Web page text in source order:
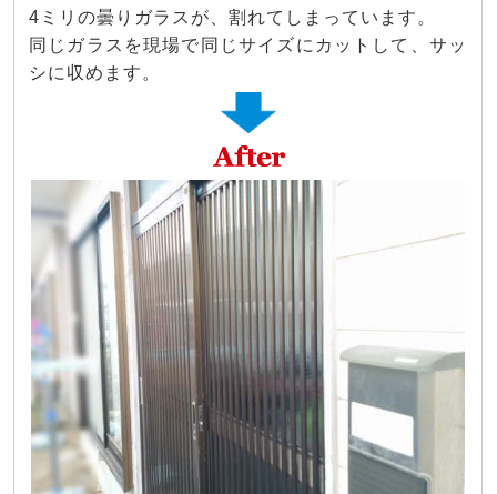
4ミリの曇りガラスが、割れてしまっています。
同じガラスを現場で同じサイズにカットして、サッ
シに収めます。